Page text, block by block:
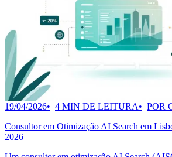
19/04/2026 4 MIN DE LEITURA
POR
Consultor em Otimização AI Search em
2026